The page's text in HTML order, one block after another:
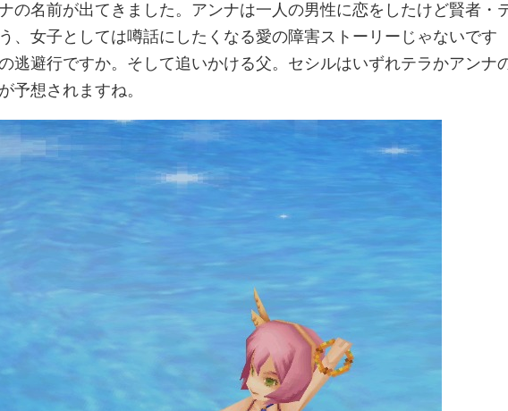
の名前が出てきました。アンナは一人の男性に恋をしたけど賢者・
、女子としては噂話にしたくなる愛の障害ストーリーじゃないです
逃避行ですか。そして追いかける父。セシルはいずれテラかアンナ
予想されますね。